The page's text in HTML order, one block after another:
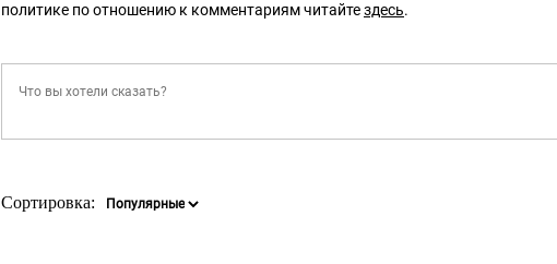
политике по отношению к комментариям читайтездесь.
Сортировка: